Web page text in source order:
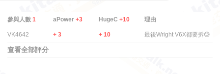
參與人數 1 aPower +3 HugeC +10 理由
VK4642 + 3 + 10 最後Wright V6X都要拆😓
查看全部評分